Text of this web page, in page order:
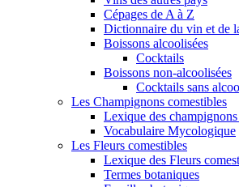
Cépages de A à Z
Dictionnaire du vin et de
Boissons alcoolisées
Cocktails
Boissons non-alcoolisées
Cocktails sans
Les Champignons comestibles
Lexique des
Vocabulaire Mycologique
Les Fleurs comestibles
Lexique des Fleurs
Termes botaniques